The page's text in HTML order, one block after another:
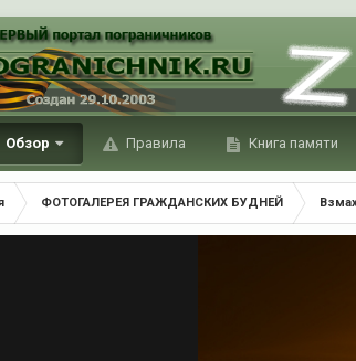
Обзор Правила Книга памяти
ФОТОГАЛЕРЕЯ ГРАЖДАНСКИХ БУДНЕЙ